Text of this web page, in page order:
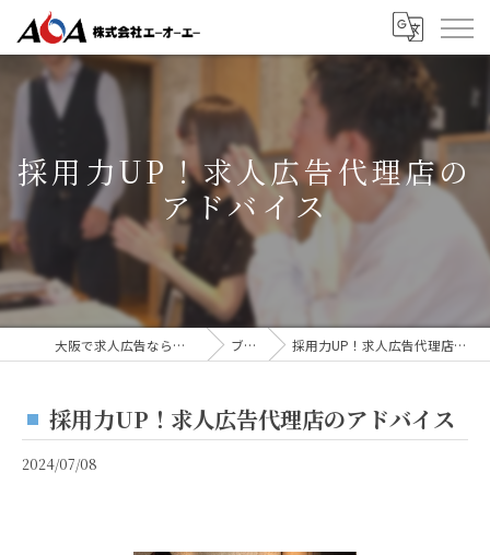
採用力UP！求人広告代理店の
アドバイス
大阪で求人広告なら株式会社AOA ブログ 採用力UP！求人広告代理店のアドバイス
採用力UP！求人広告代理店のアドバイス
2024/07/08